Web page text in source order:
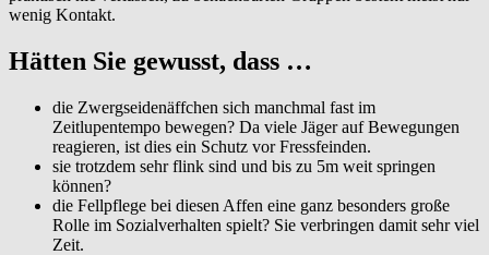
wenig Kontakt.
Hätten Sie gewusst, dass …
die Zwergseidenäffchen sich manchmal fast im
Zeitlupentempo bewegen? Da viele Jäger auf Bewegungen
reagieren, ist dies ein Schutz vor Fressfeinden.
sie trotzdem sehr flink sind und bis zu 5m weit springen
können?
die Fellpflege bei diesen Affen eine ganz besonders große
Rolle im Sozialverhalten spielt? Sie verbringen damit sehr viel
Zeit.